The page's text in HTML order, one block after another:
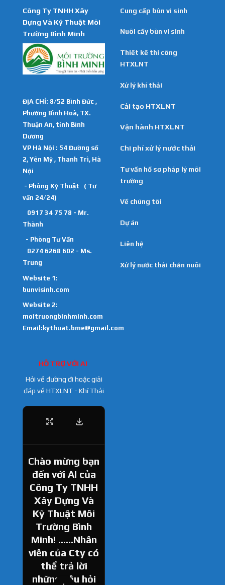
Công Ty TNHH Xây
Dựng Và Kỹ Thuật Môi
Trường Bình Minh
ĐỊA CHỈ: 8/52 Bình Đức ,
Phường Bình Hoà, TX.
Thuận An, tỉnh Bình
Dương
VP Hà Nội : 54 Đường số
2, Yên Mỹ , Thanh Trì, Hà
Nội
- Phòng Kỹ Thuật ( Tư
vấn 24/24)
0917 34 75 78 - Mr.
Thành
- Phòng Tư Vấn
0274 6268 602 - Ms.
Trung
Website 1:
bunvisinh.com
Website 2:
moitruongbinhminh.com
Email:kythuat.bme@gmail.com
Cung cấp bùn vi sinh
Nuôi cấy bùn vi sinh
Thiết kế thi công
HTXLNT
Xử lý khí thải
Cải tạo HTXLNT
Vận hành HTXLNT
Chi phí xử lý nước thải
Tư vấn hồ sơ pháp lý môi
trường
Về chúng tôi
Dự án
Liên hệ
Xử lý nước thải chăn nuôi
HỖ TRỢ VỚI AI
Hỏi về đường đi hoặc giải
đáp về HTXLNT - Khí Thải
Chào mừng bạn
đến với AI của
Công Ty TNHH
Xây Dựng Và
Kỹ Thuật Môi
Trường Bình
Minh! ......Nhân
viên của Cty có
thể trả lời
những câu hỏi